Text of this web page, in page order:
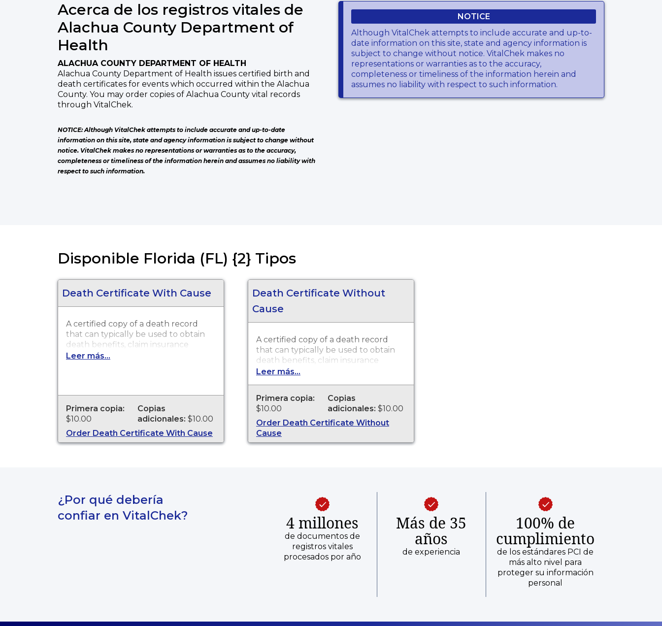
Acerca de los registros vitales de
Alachua County Department of
Health
ALACHUA COUNTY DEPARTMENT OF HEALTH
Alachua County Department of Health issues certified birth and
death certificates for events which occurred within the Alachua
County. You may order copies of Alachua County vital records
through VitalChek.
NOTICE: Although VitalChek attempts to include accurate and up-to-date
information on this site, state and agency information is subject to change without
notice. VitalChek makes no representations or warranties as to the accuracy,
completeness or timeliness of the information herein and assumes no liability with
respect to such information.
NOTICE
Although VitalChek attempts to include accurate and up-to-
date information on this site, state and agency information is
subject to change without notice. VitalChek makes no
representations or warranties as to the accuracy,
completeness or timeliness of the information herein and
assumes no liability with respect to such information.
Disponible Florida (FL) {2} Tipos
Death Certificate With Cause
A certified copy of a death record
that can typically be used to obtain
death benefits, claim insurance
proceeds, notify social security and
from 2009 to present.
Leer más...
Primera copia:
$10.00
Copias
adicionales: $10.00
Order Death Certificate With Cause
Death Certificate Without
Cause
A certified copy of a death record
that can typically be used to obtain
death benefits, claim insurance
proceeds, notify social security and
that occurred in Alachua County
from 2009 to present.
Leer más...
Primera copia:
$10.00
Copias
adicionales: $10.00
Order Death Certificate Without
Cause
¿Por qué debería
confiar en VitalChek?
4 millones
de documentos de
registros vitales
procesados por año
Más de 35
años
de experiencia
100% de
cumplimiento
de los estándares PCI de
más alto nivel para
proteger su información
personal